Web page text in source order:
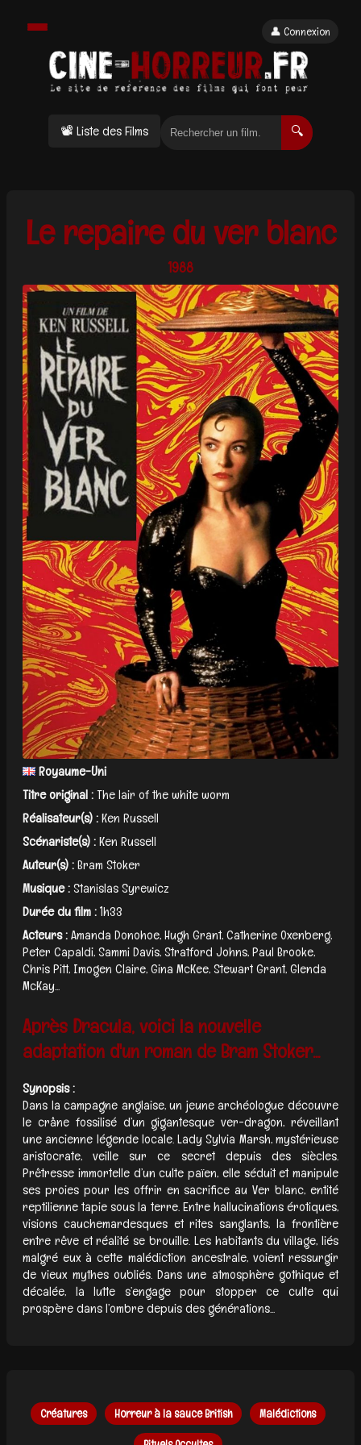
📽 Liste des Films 🔍
👤 Connexion
Le repaire du ver blanc
1988
Royaume-Uni
Titre original :The lair of the white worm
Réalisateur(s) :Ken Russell
Scénariste(s) :Ken Russell
Auteur(s) :Bram Stoker
Musique :Stanislas Syrewicz
Durée du film :1h33
Acteurs :Amanda Donohoe, Hugh Grant, Catherine Oxenberg,
Peter Capaldi, Sammi Davis, Stratford Johns, Paul Brooke,
Chris Pitt, Imogen Claire, Gina McKee, Stewart Grant, Glenda
McKay...
Après Dracula, voici la nouvelle
adaptation d'un roman de Bram Stoker...
Synopsis :
Dans la campagne anglaise, un jeune archéologue découvre
le crâne fossilisé d’un gigantesque ver-dragon, réveillant
une ancienne légende locale. Lady Sylvia Marsh, mystérieuse
aristocrate, veille sur ce secret depuis des siècles.
Prêtresse immortelle d’un culte païen, elle séduit et manipule
ses proies pour les offrir en sacrifice au Ver blanc, entité
reptilienne tapie sous la terre. Entre hallucinations érotiques,
visions cauchemardesques et rites sanglants, la frontière
entre rêve et réalité se brouille. Les habitants du village, liés
malgré eux à cette malédiction ancestrale, voient ressurgir
de vieux mythes oubliés. Dans une atmosphère gothique et
décalée, la lutte s’engage pour stopper ce culte qui
prospère dans l’ombre depuis des générations...
Créatures Horreur à la sauce British Malédictions